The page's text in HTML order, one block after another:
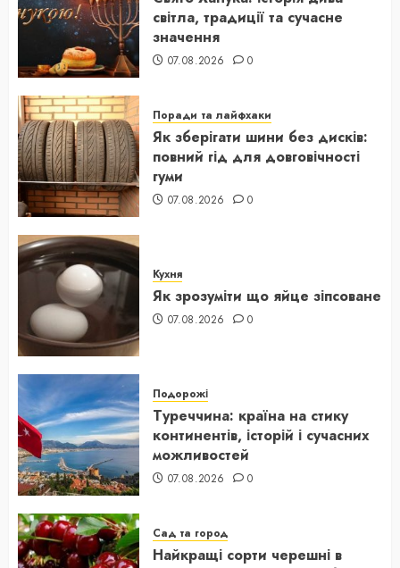
світла, традиції та сучасне
значення
07.08.2026 0
Поради та лайфхаки
Як зберігати шини без дисків:
повний гід для довговічності
гуми
07.08.2026 0
Кухня
Як зрозуміти що яйце зіпсоване
07.08.2026 0
Подорожі
Туреччина: країна на стику
континентів, історій і сучасних
можливостей
07.08.2026 0
Сад та город
Найкращі сорти черешні в